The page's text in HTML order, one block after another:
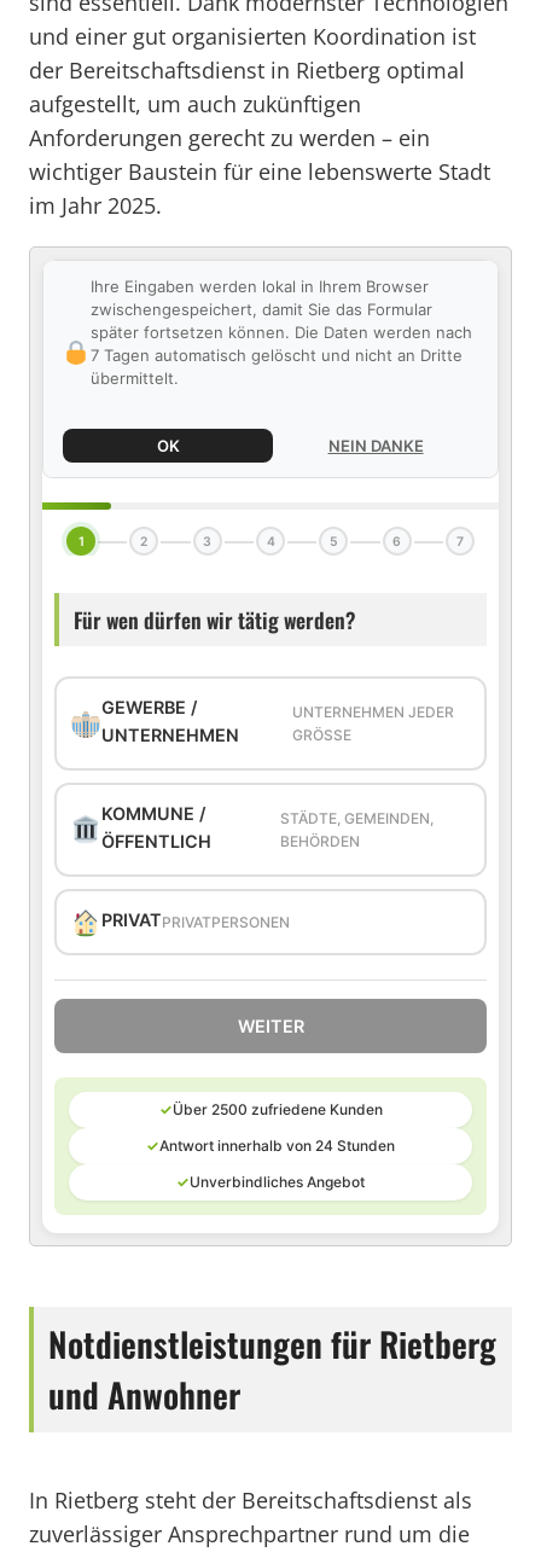
und einer gut organisierten Koordination ist
der Bereitschaftsdienst in Rietberg optimal
aufgestellt, um auch zukünftigen
Anforderungen gerecht zu werden – ein
wichtiger Baustein für eine lebenswerte Stadt
im Jahr 2025.
Ihre Eingaben werden lokal in Ihrem Browser
zwischengespeichert, damit Sie das Formular
später fortsetzen können. Die Daten werden nach
7 Tagen automatisch gelöscht und nicht an Dritte
übermittelt.
OK NEIN DANKE
1 2 3 4 5 6 7
Für wen dürfen wir tätig werden?
GEWERBE /
UNTERNEHMEN
UNTERNEHMEN JEDER
GRÖSSE
KOMMUNE /
ÖFFENTLICH
STÄDTE, GEMEINDEN,
BEHÖRDEN
PRIVATPRIVATPERSONEN
WEITER
✓Über 2500 zufriedene Kunden
✓Antwort innerhalb von 24 Stunden
✓Unverbindliches Angebot
Notdienstleistungen für Rietberg
und Anwohner
In Rietberg steht der Bereitschaftsdienst als
zuverlässiger Ansprechpartner rund um die